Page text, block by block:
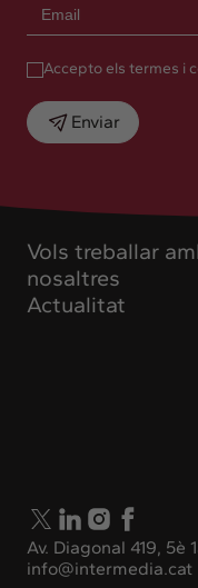
Vols treballar
nosaltres
Actualitat
Av. Diagonal 419, 5è
info@intermedia.cat
Accepto els termes i
Enviar